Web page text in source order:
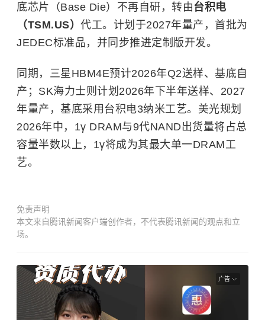
底芯片（Base Die）不再自研，转由台积电
（TSM.US） 代工。计划于2027年量产，首批为
JEDEC标准品，并同步推进定制版开发。
同期， 三星 HBM4E预计2026年Q2送样、基底自
产；SK海力士则计划2026年下半年送样、2027
年量产，基底采用台积电3纳米工艺。美光规划
2026年中，1γ DRAM与9代NAND出货量将占总
容量半数以上，1γ将成为其最大单一DRAM工
艺。
免责声明
本文来自腾讯新闻客户端创作者，不代表腾讯新闻的观点和立
场。
广告